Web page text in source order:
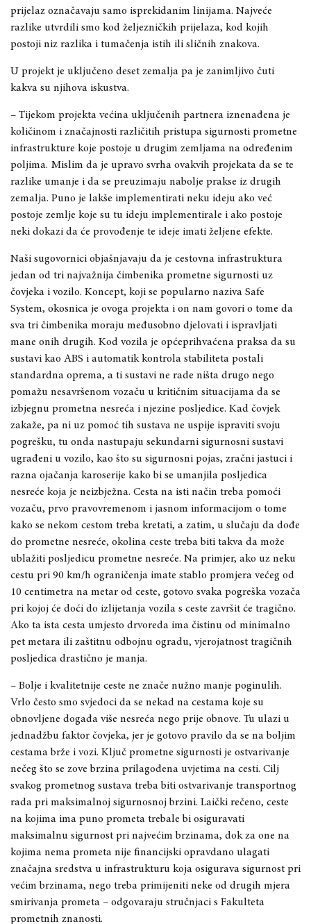
prijelaz označavaju samo isprekidanim linijama. Najveće
razlike utvrdili smo kod željezničkih prijelaza, kod kojih
postoji niz razlika i tumačenja istih ili sličnih znakova.
U projekt je uključeno deset zemalja pa je zanimljivo čuti
kakva su njihova iskustva.
– Tijekom projekta većina uključenih partnera iznenađena je
količinom i značajnosti različitih pristupa sigurnosti prometne
infrastrukture koje postoje u drugim zemljama na određenim
poljima. Mislim da je upravo svrha ovakvih projekata da se te
razlike umanje i da se preuzimaju nabolje prakse iz drugih
zemalja. Puno je lakše implementirati neku ideju ako već
postoje zemlje koje su tu ideju implementirale i ako postoje
neki dokazi da će provođenje te ideje imati željene efekte.
Naši sugovornici objašnjavaju da je cestovna infrastruktura
jedan od tri najvažnija čimbenika prometne sigurnosti uz
čovjeka i vozilo. Koncept, koji se popularno naziva Safe
System, okosnica je ovoga projekta i on nam govori o tome da
sva tri čimbenika moraju međusobno djelovati i ispravljati
mane onih drugih. Kod vozila je općeprihvaćena praksa da su
sustavi kao ABS i automatik kontrola stabiliteta postali
standardna oprema, a ti sustavi ne rade ništa drugo nego
pomažu nesavršenom vozaču u kritičnim situacijama da se
izbjegnu prometna nesreća i njezine posljedice. Kad čovjek
zakaže, pa ni uz pomoć tih sustava ne uspije ispraviti svoju
pogrešku, tu onda nastupaju sekundarni sigurnosni sustavi
ugrađeni u vozilo, kao što su sigurnosni pojas, zračni jastuci i
razna ojačanja karoserije kako bi se umanjila posljedica
nesreće koja je neizbježna. Cesta na isti način treba pomoći
vozaču, prvo pravovremenom i jasnom informacijom o tome
kako se nekom cestom treba kretati, a zatim, u slučaju da dođe
do prometne nesreće, okolina ceste treba biti takva da može
ublažiti posljedicu prometne nesreće. Na primjer, ako uz neku
cestu pri 90 km/h ograničenja imate stablo promjera većeg od
10 centimetra na metar od ceste, gotovo svaka pogreška vozača
pri kojoj će doći do izlijetanja vozila s ceste završit će tragično.
Ako ta ista cesta umjesto drvoreda ima čistinu od minimalno
pet metara ili zaštitnu odbojnu ogradu, vjerojatnost tragičnih
posljedica drastično je manja.
– Bolje i kvalitetnije ceste ne znače nužno manje poginulih.
Vrlo često smo svjedoci da se nekad na cestama koje su
obnovljene događa više nesreća nego prije obnove. Tu ulazi u
jednadžbu faktor čovjeka, jer je gotovo pravilo da se na boljim
cestama brže i vozi. Ključ prometne sigurnosti je ostvarivanje
nečeg što se zove brzina prilagođena uvjetima na cesti. Cilj
svakog prometnog sustava treba biti ostvarivanje transportnog
rada pri maksimalnoj sigurnosnoj brzini. Laički rečeno, ceste
na kojima ima puno prometa trebale bi osiguravati
maksimalnu sigurnost pri najvećim brzinama, dok za one na
kojima nema prometa nije financijski opravdano ulagati
značajna sredstva u infrastrukturu koja osigurava sigurnost pri
većim brzinama, nego treba primijeniti neke od drugih mjera
smirivanja prometa – odgovaraju stručnjaci s Fakulteta
prometnih znanosti.